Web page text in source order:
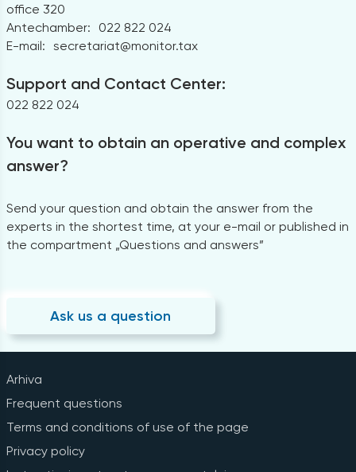
office 320
Antechamber:
022 822 024
E-mail: secretariat@monitor.tax
Support and Contact Center:
022 822 024
You want to obtain an operative and complex
answer?
Send your question and obtain the answer from the
experts in the shortest time, at your e-mail or published in
the compartment „Questions and answers”
Ask us a question
Arhiva
Frequent questions
Terms and conditions of use of the page
Privacy policy